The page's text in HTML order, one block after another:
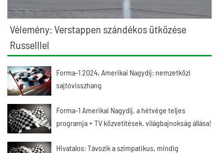
Vélemény: Verstappen szándékos ütközése
Russelllel
Forma-1 2024, Amerikai Nagydíj: nemzetközi
sajtóvisszhang
Forma-1 Amerikai Nagydíj, a hétvége teljes
programja + TV közvetítések, világbajnokság állása!
Hivatalos: Távozik a szimpatikus, mindig